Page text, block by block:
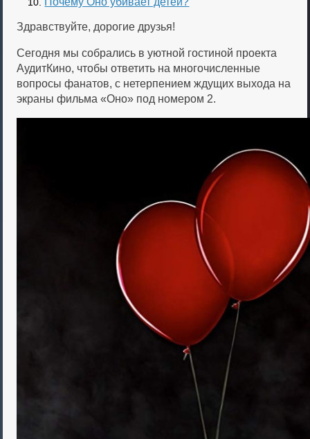
Здравствуйте, дорогие друзья!
Сегодня мы собрались в уютной гостиной проекта
АудитКино, чтобы ответить на многочисленные
вопросы фанатов, с нетерпением ждущих выхода на
экраны фильма «Оно» под номером 2.